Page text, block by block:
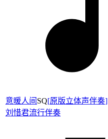
意暖人间 SQ[原版立体声伴奏]
刘惜君流行伴奏